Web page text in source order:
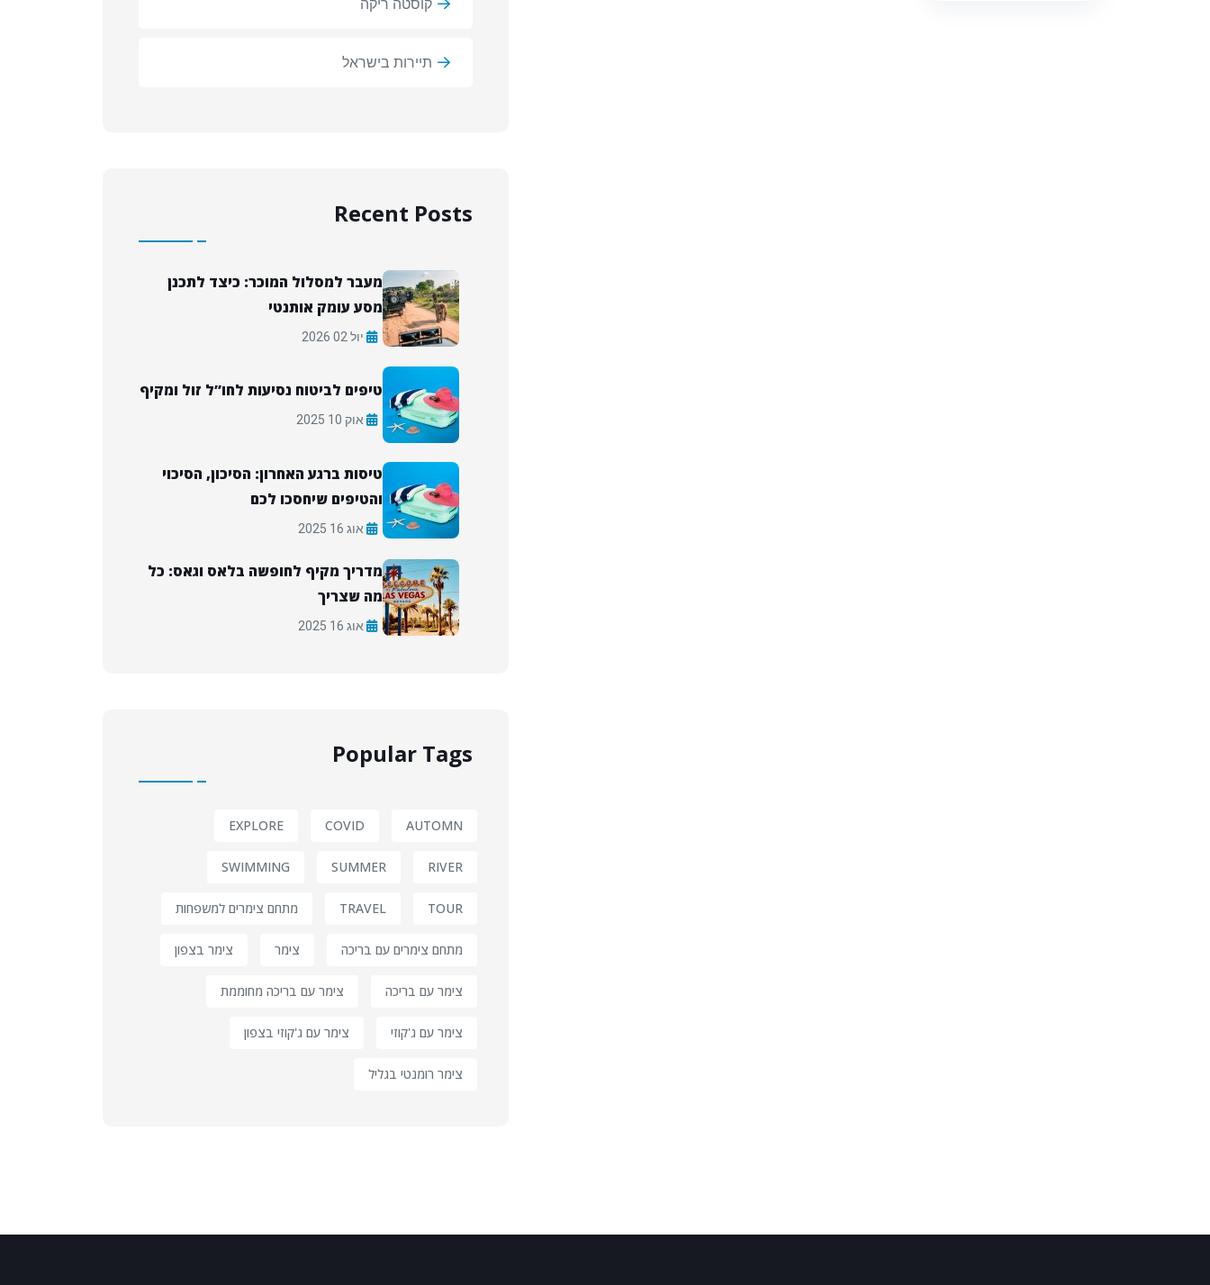
קוסטה ריקה
תיירות בישראל
Recent Posts
מעבר למסלול המוכר: כיצד לתכנן
מסע עומק אותנטי
יול 02 2026
טיפים לביטוח נסיעות לחו”ל זול ומקיף
אוק 10 2025
טיסות ברגע האחרון: הסיכון, הסיכוי
והטיפים שיחסכו לכם
אוג 16 2025
מדריך מקיף לחופשה בלאס וגאס: כל
מה שצריך
אוג 16 2025
Popular Tags
AUTOMN
COVID
EXPLORE
RIVER
SUMMER
SWIMMING
TOUR
TRAVEL מתחם צימרים למשפחות
מתחם צימרים עם בריכה צימר צימר בצפון
צימר עם בריכה צימר עם בריכה מחוממת
צימר עם ג'קוזי צימר עם ג'קוזי בצפון
צימר רומנטי בגליל